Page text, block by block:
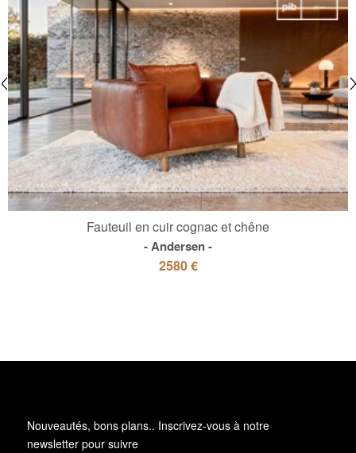
Fauteuil en cuir cognac et chêne
Andersen
2580 €
Nouveautés, bons plans.. Inscrivez-vous à notre
newsletter pour suivre